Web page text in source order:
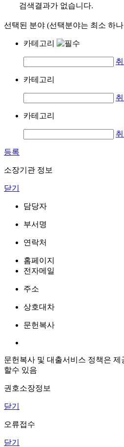
검색결과가 없습니다.
선택된 분야 (선택분야는 최소 하
카테고리
카테고리
카테고리
등록
소장기관 정보
닫기
담당자
부서명
연락처
홈페이지
전자메일
주소
상호대차
문헌복사
문헌복사 및 대출서비스 정책은 제
할수 있음
권호소장정보
닫기
오류접수
닫기